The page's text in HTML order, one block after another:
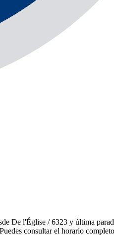
De l'Église / 6323 y última
consultar el horario